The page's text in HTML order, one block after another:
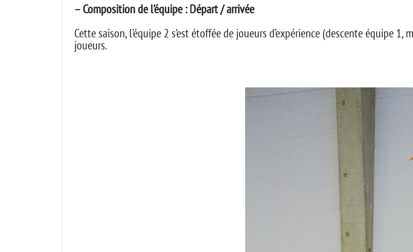
– Composition de l’équipe : Départ / arrivée
Cette saison, l’équipe 2 s’est étoffée de joueurs d’expérience (descente équipe
joueurs.